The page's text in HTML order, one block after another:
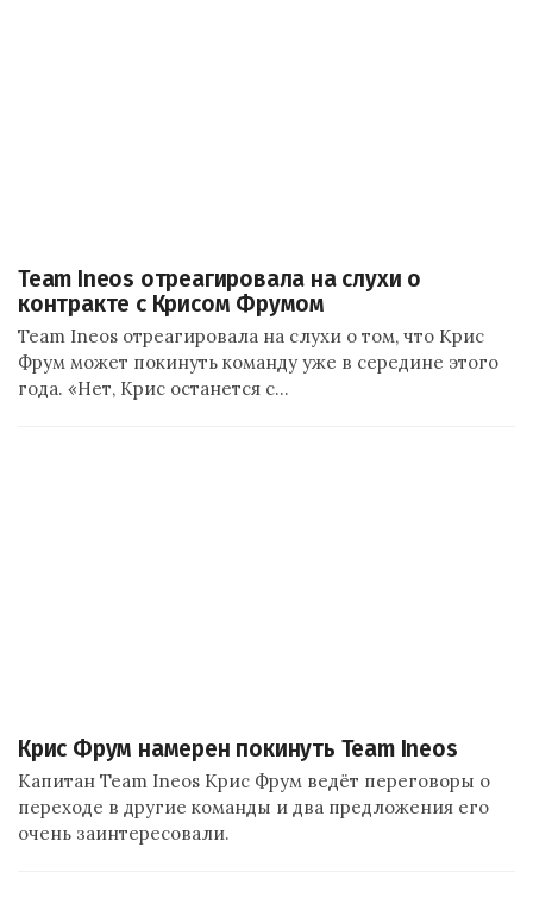
Team Ineos отреагировала на слухи о
контракте с Крисом Фрумом
Team Ineos отреагировала на слухи о том, что Крис
Фрум может покинуть команду уже в середине этого
года. «Нет, Крис останется с…
Крис Фрум намерен покинуть Team Ineos
Капитан Team Ineos Крис Фрум ведёт переговоры о
переходе в другие команды и два предложения его
очень заинтересовали.